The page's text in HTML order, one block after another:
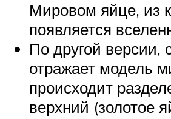
Мировом яйце, из
появляется
По другой версии,
отражает модель
происходит
верхний (золотое